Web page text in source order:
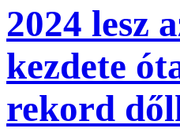
2024 lesz
kezdete
rekord